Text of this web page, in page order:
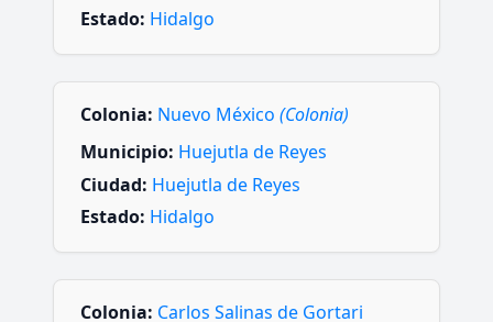
Estado: Hidalgo
Colonia: Nuevo México (Colonia)
Municipio: Huejutla de Reyes
Ciudad: Huejutla de Reyes
Estado: Hidalgo
Colonia: Carlos Salinas de Gortari